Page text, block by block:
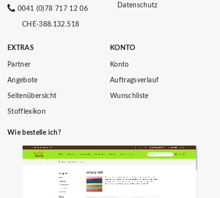
0041 (0)78 717 12 06
CHE-388.132.518
Datenschutz
EXTRAS
Partner
Angebote
Seitenübersicht
Stofflexikon
KONTO
Konto
Auftragsverlauf
Wunschliste
Wie bestelle ich?